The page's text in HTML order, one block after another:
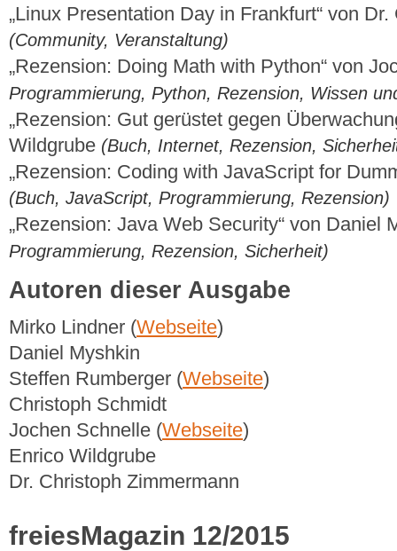
„Linux Presentation Day in Frankfurt“ von
(Community, Veranstaltung)
„Rezension: Doing Math with Python“ von
Programmierung, Python, Rezension, Wissen
„Rezension: Gut gerüstet gegen
Wildgrube (Buch, Internet, Rezension,
„Rezension: Coding with JavaScript for
(Buch, JavaScript, Programmierung, Rezension)
„Rezension: Java Web Security“ von Daniel
Programmierung, Rezension, Sicherheit)
Autoren dieser Ausgabe
Mirko Lindner (Webseite)
Daniel Myshkin
Steffen Rumberger (Webseite)
Christoph Schmidt
Jochen Schnelle (Webseite)
Enrico Wildgrube
Dr. Christoph Zimmermann
freiesMagazin 12/2015